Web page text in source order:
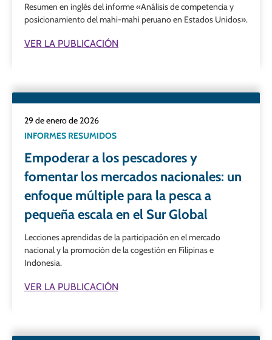
Resumen en inglés del informe «Análisis de competencia y
posicionamiento del mahi-mahi peruano en Estados Unidos».
VER LA PUBLICACIÓN
29 de enero de 2026
INFORMES RESUMIDOS
Empoderar a los pescadores y
fomentar los mercados nacionales: un
enfoque múltiple para la pesca a
pequeña escala en el Sur Global
Lecciones aprendidas de la participación en el mercado
nacional y la promoción de la cogestión en Filipinas e
Indonesia.
VER LA PUBLICACIÓN